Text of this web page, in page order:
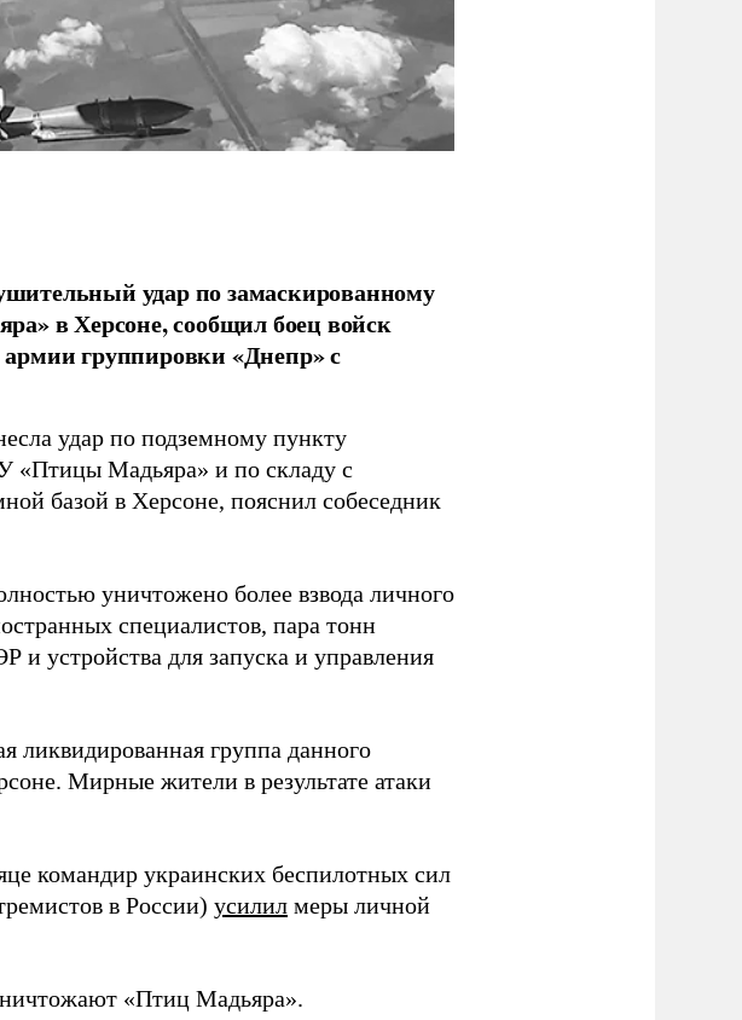
удар по замаскированному
в Херсоне, сообщил боец войск
группировки «Днепр» с
удар по подземному пункту
«Птицы Мадьяра» и по складу с
базой в Херсоне, пояснил собеседник
уничтожено более взвода личного
специалистов, пара тонн
и устройства для запуска и управления
ликвидированная группа данного
Мирные жители в результате атаки
командир украинских беспилотных сил
в России) усилил меры личной
«Птиц Мадьяра».